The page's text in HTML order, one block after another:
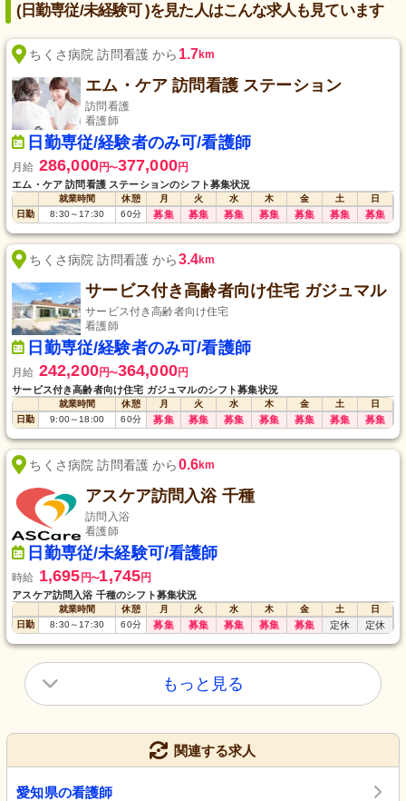
(日勤専従/未経験可 )を見た人はこんな求人も見ています
ちくさ病院 訪問看護 から 1.7km
エム・ケア 訪問看護 ステーション
訪問看護
看護師
日勤専従/経験者のみ可/看護師
月給 286,000円〜377,000円
エム・ケア 訪問看護 ステーションのシフト募集状況
就業時間 休憩 月 火 水 木 金 土
日
日勤
8:30～17:30 60分 募集 募集 募集 募集 募集 募集 募集
ちくさ病院 訪問看護 から3.4km
サービス付き高齢者向け住宅 ガジュマル
サービス付き高齢者向け住宅
看護師
日勤専従/経験者のみ可/看護師
月給 242,200円〜364,000円
サービス付き高齢者向け住宅 ガジュマルのシフト募集状況
就業時間 休憩 月 火 水 木 金 土
日
日勤
9:00～18:00 60分 募集 募集 募集 募集 募集 募集 募集
ちくさ病院 訪問看護 から0.6km
アスケア訪問入浴 千種
訪問入浴
看護師
日勤専従/未経験可/看護師
時給 1,695 円〜1,745円
アスケア訪問入浴 千種のシフト募集状況
就業時間 休憩 月 火 水 木 金 土
日
日勤
8:30～17:30 60分 募集 募集 募集 募集 募集 定休 定休
もっと見る
関連する求人
愛知県の看護師